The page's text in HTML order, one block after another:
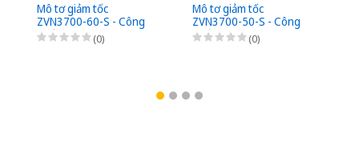
Mô tơ giảm tốc
ZVN3700-60-S - Công
suất 3700W (5HP) - 1/60
- Chân đế - 3Pha
(0)
Mô tơ giảm tốc
ZVN3700-50-S - Công
suất 3700W (5HP) - 1/50
- Chân đế - 3Pha
(0)